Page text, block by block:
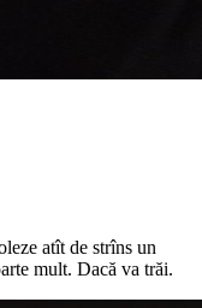
atît de strîns un
mult. Dacă va trăi.